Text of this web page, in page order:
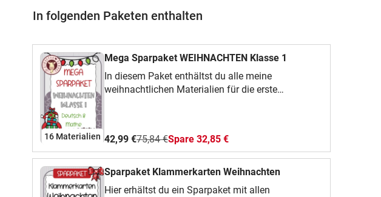
In folgenden Paketen enthalten
16 Materialien
Mega Sparpaket WEIHNACHTEN Klasse 1
In diesem Paket enthältst du alle meine
weihnachtlichen Materialien für die erste
42,99 €75,84 €Spare 32,85 €
Sparpaket Klammerkarten Weihnachten
Hier erhältst du ein Sparpaket mit allen